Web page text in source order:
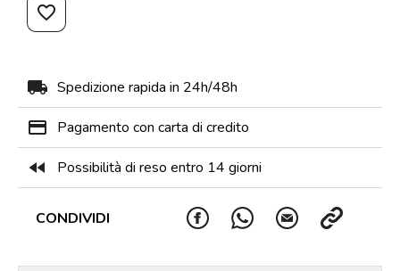
favorite_border
local_shipping Spedizione rapida in 24h/48h
payment Pagamento con carta di credito
fast_rewind Possibilità di reso entro 14 giorni
CONDIVIDI